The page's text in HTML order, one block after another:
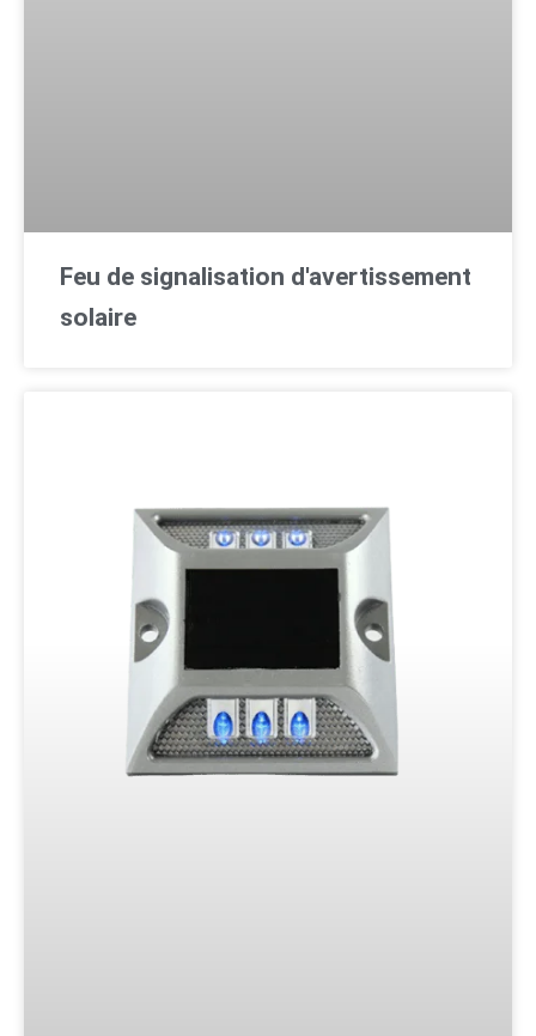
Feu de signalisation d'avertissement
solaire